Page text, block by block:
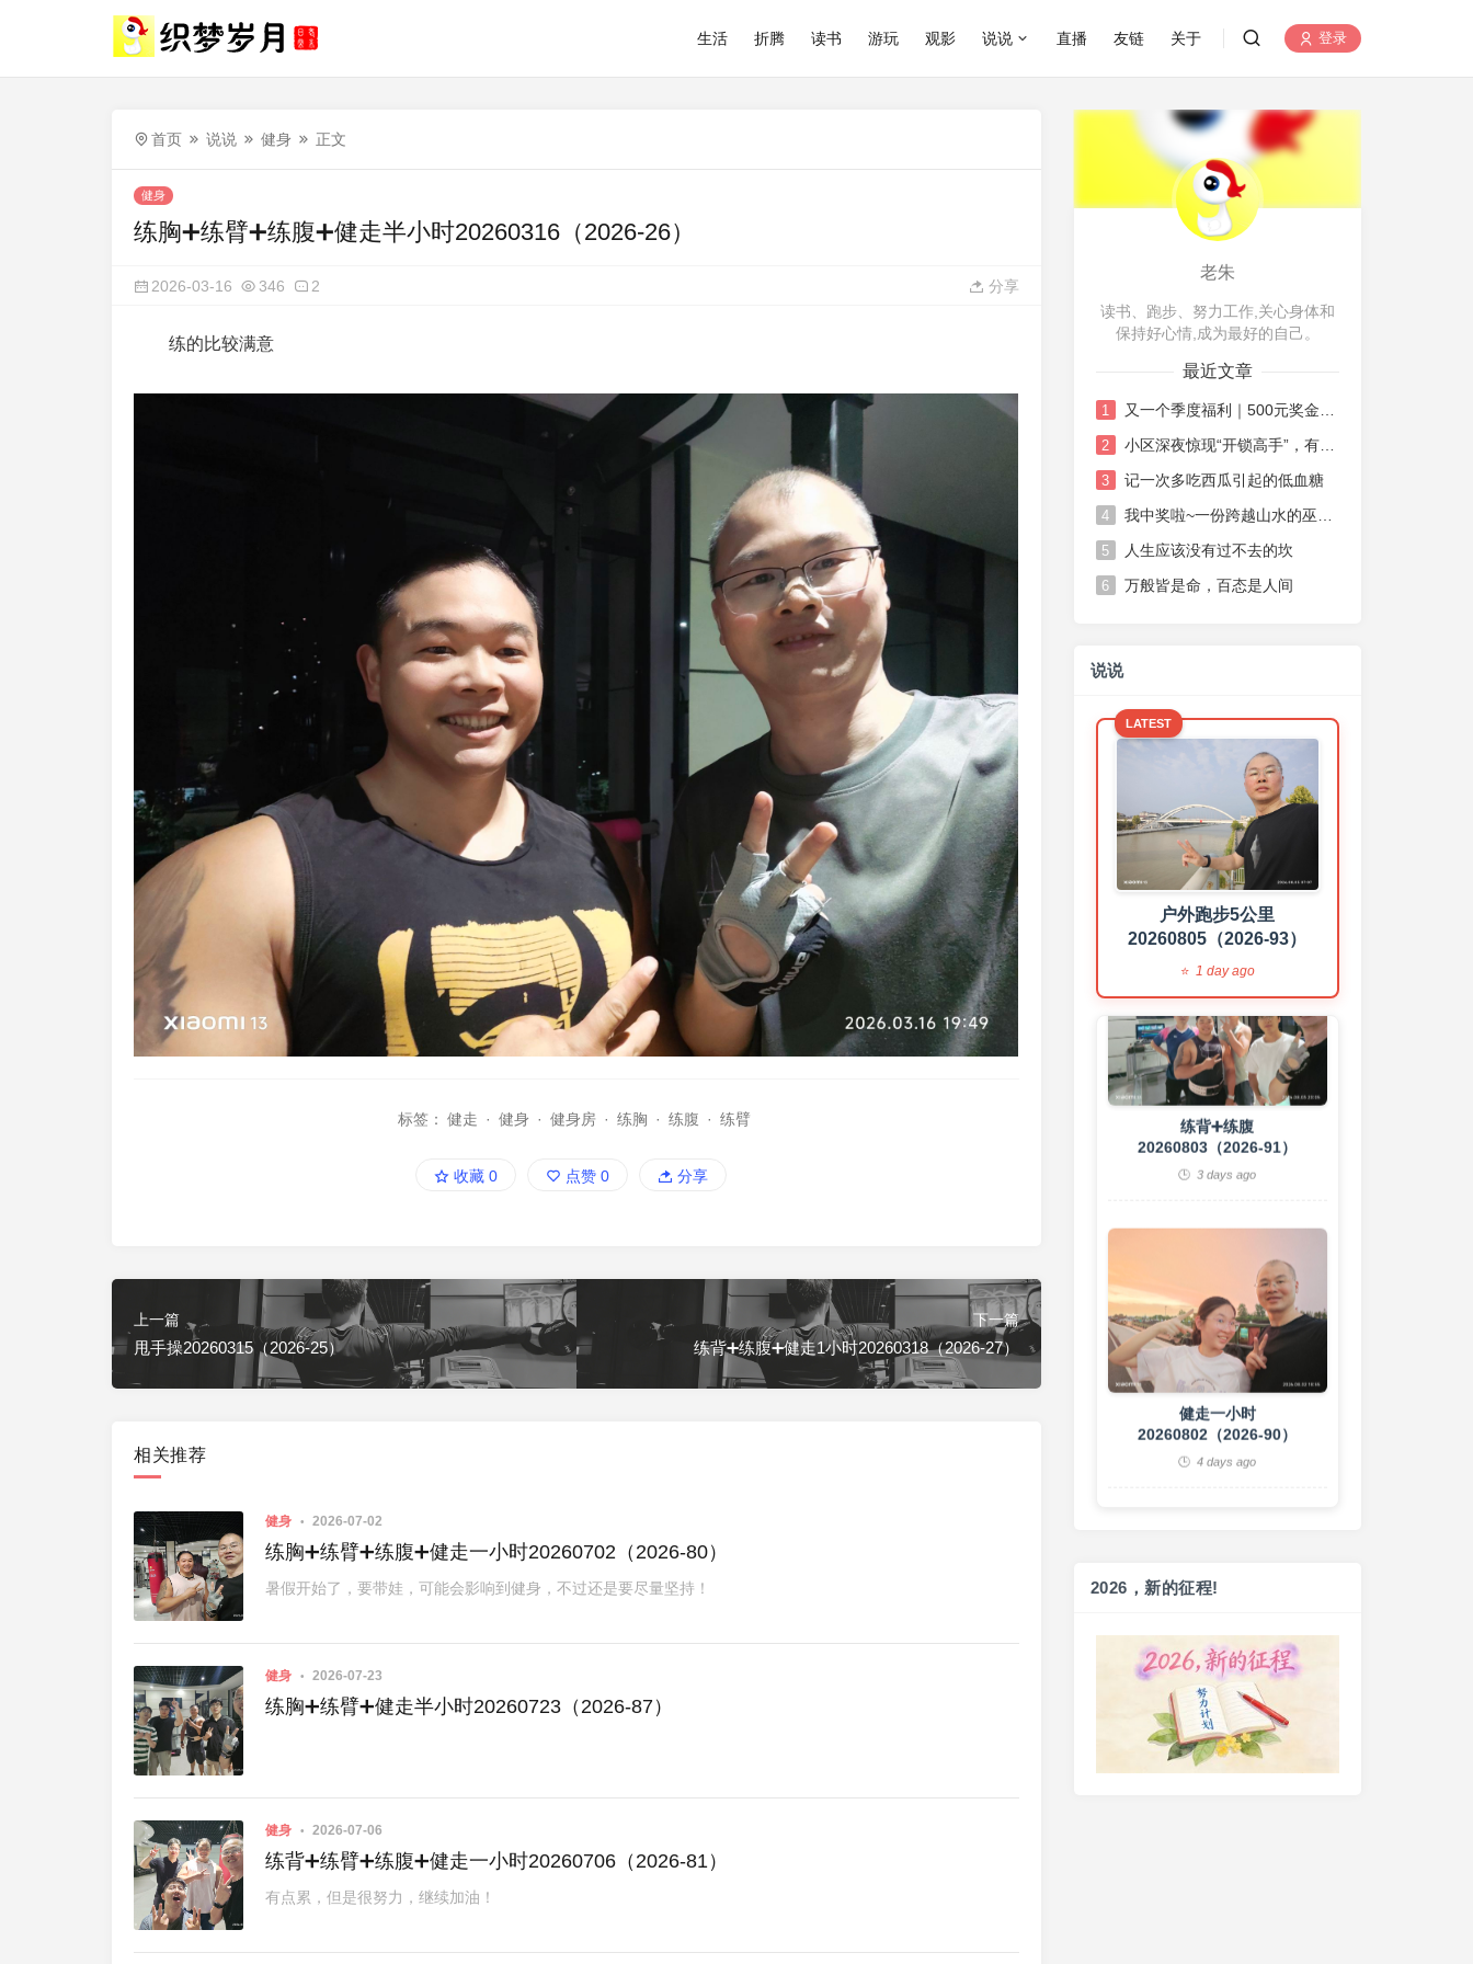
生活 折腾 读书 游玩 观影 说说 直播 友链 关于 登录
首页 说说 健身 正文
健身
练胸➕练臂➕练腹➕健走半小时20260316（2026-26）
2026-03-16 346 2 分享
练的比较满意
标签： 健走 · 健身 · 健身房 · 练胸 · 练腹 · 练臂
收藏0 点赞 0 分享
上一篇
甩手操20260315（2026-25）
下一篇
练背➕练腹➕健走1小时20260318（2026-27）
相关推荐
健身 2026-07-02
练胸➕练臂➕练腹➕健走一小时20260702（2026-80）
暑假开始了，要带娃，可能会影响到健身，不过还是要尽量坚持！
健身 2026-07-23
练胸➕练臂➕健走半小时20260723（2026-87）
健身 2026-07-06
练背➕练臂➕练腹➕健走一小时20260706（2026-81）
有点累，但是很努力，继续加油！
老朱
读书、跑步、努力工作,关心身体和
保持好心情,成为最好的自己。
最近文章
1
2 小区深夜惊现“开锁高手”，有点唏嘘也有点感慨
3 记一次多吃西瓜引起的低血糖
4
5 人生应该没有过不去的坎
6 万般皆是命，百态是人间
说说
LATEST
户外跑步5公里
20260805（2026-93）
1 day ago
健走一小时
20260804（2026-92）
2 days ago
练背➕练腹
20260803（2026-91）
3 days ago
健走一小时
20260802（2026-90）
4 days ago
20260728（2026-89）
和女儿散步
9 days ago
2026，新的征程!